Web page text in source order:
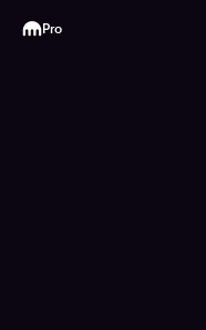
Kraken
Pro